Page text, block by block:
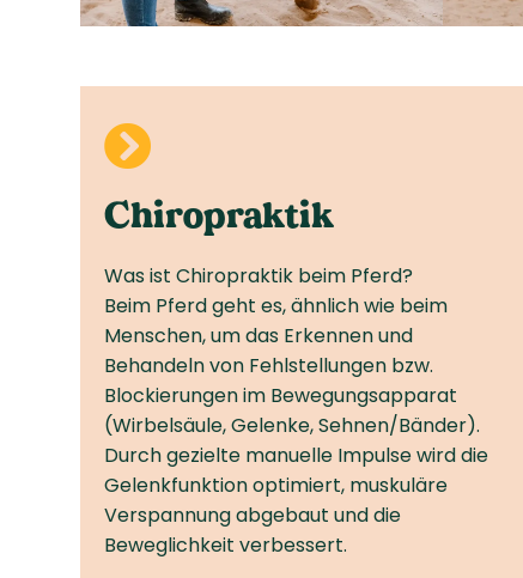

Chiropraktik
Was ist Chiropraktik beim Pferd?
Beim Pferd geht es, ähnlich wie beim
Menschen, um das Erkennen und
Behandeln von Fehlstellungen bzw.
Blockierungen im Bewegungs­apparat
(Wirbelsäule, Gelenke, Sehnen­/Bänder).
Durch gezielte manuelle Impulse wird die
Gelenkfunktion optimiert, muskuläre
Verspannung abgebaut und die
Beweglichkeit verbessert.